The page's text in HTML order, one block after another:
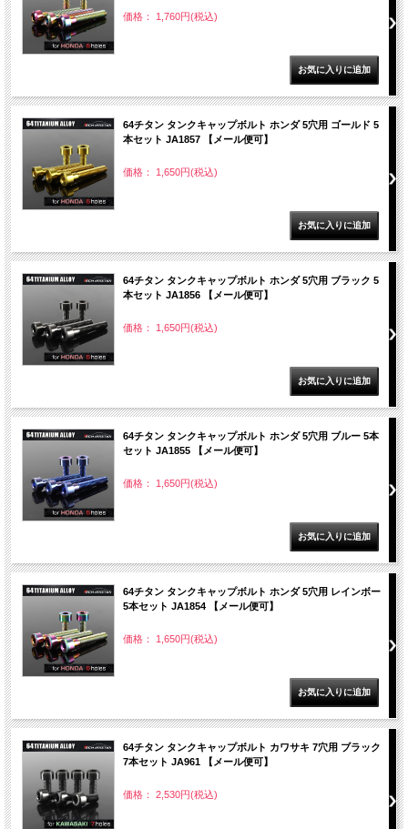
価格： 1,760円(税込)
64チタン タンクキャップボルト ホンダ 5穴用 ゴールド 5
本セット JA1857 【メール便可】
価格： 1,650円(税込)
64チタン タンクキャップボルト ホンダ 5穴用 ブラック 5
本セット JA1856 【メール便可】
価格： 1,650円(税込)
64チタン タンクキャップボルト ホンダ 5穴用 ブルー 5本
セット JA1855 【メール便可】
価格： 1,650円(税込)
64チタン タンクキャップボルト ホンダ 5穴用 レインボー
5本セット JA1854 【メール便可】
価格： 1,650円(税込)
64チタン タンクキャップボルト カワサキ 7穴用 ブラック
7本セット JA961 【メール便可】
価格： 2,530円(税込)